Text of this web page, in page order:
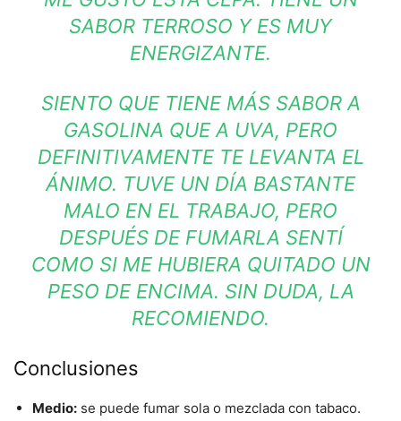
SABOR TERROSO Y ES MUY
ENERGIZANTE.
SIENTO QUE TIENE MÁS SABOR A
GASOLINA QUE A UVA, PERO
DEFINITIVAMENTE TE LEVANTA EL
ÁNIMO. TUVE UN DÍA BASTANTE
MALO EN EL TRABAJO, PERO
DESPUÉS DE FUMARLA SENTÍ
COMO SI ME HUBIERA QUITADO UN
PESO DE ENCIMA. SIN DUDA, LA
RECOMIENDO.
Conclusiones
Medio: se puede fumar sola o mezclada con tabaco.